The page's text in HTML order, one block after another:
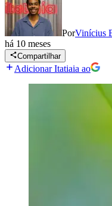
PorVinícius
há 10 meses
Compartilhar
Adicionar Itatiaia ao